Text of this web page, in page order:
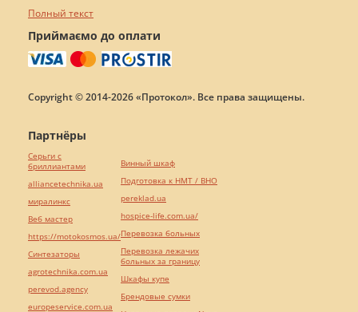
Полный текст
Приймаємо до оплати
Copyright © 2014-2026 «Протокол». Все права защищены.
Партнёры
Серьги с
бриллиантами
alliancetechnika.ua
миралинкс
Веб мастер
https://motokosmos.ua/
Синтезаторы
agrotechnika.com.ua
perevod.agency
europeservice.com.ua
Винный шкаф
Подготовка к НМТ / ВНО
pereklad.ua
hospice-life.com.ua/
Перевозка больных
Перевозка лежачих
больных за границу
Шкафы купе
Брендовые сумки